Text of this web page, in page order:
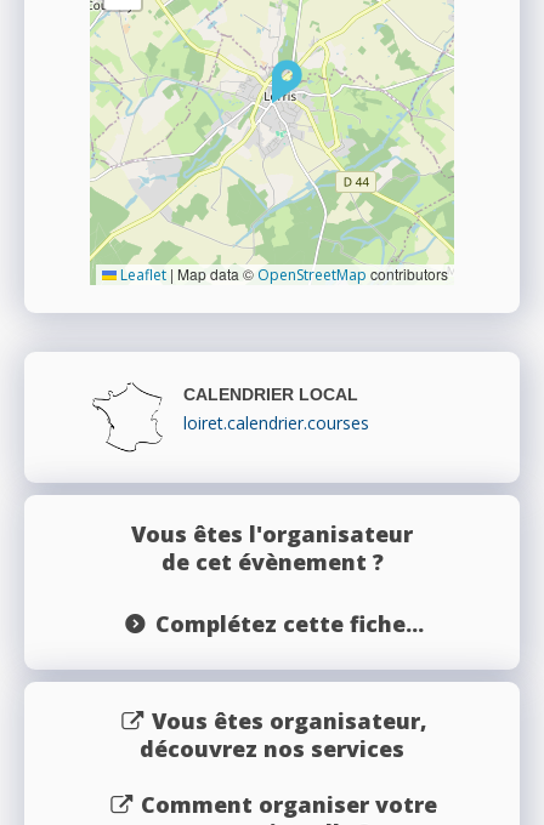
Leaflet | Map data ©OpenStreetMap contributors
CALENDRIER LOCAL
loiret.calendrier.courses
Vous êtes l'organisateur
de cet évènement ?
Complétez cette fiche...
Vous êtes organisateur,
découvrez nos services
Comment organiser votre